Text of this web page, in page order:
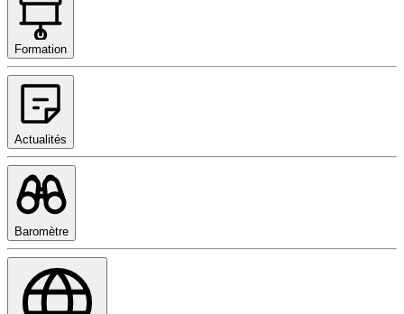
Formation
Actualités
Baromètre